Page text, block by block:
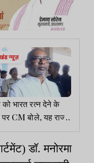
न्यूज़
भारत रत्न देने के
CM बोले, यह राज्य
का भाव है
डॉ. मनोरमा